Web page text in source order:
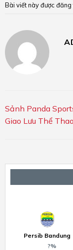
Bài viết này được
Sảnh Panda
Giao Lưu Thể
Persib Bandung
?%